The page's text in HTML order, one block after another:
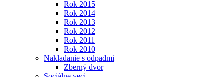
Rok 2015
Rok 2014
Rok 2013
Rok 2012
Rok 2011
Rok 2010
Nakladanie s odpadmi
Zberný dvor